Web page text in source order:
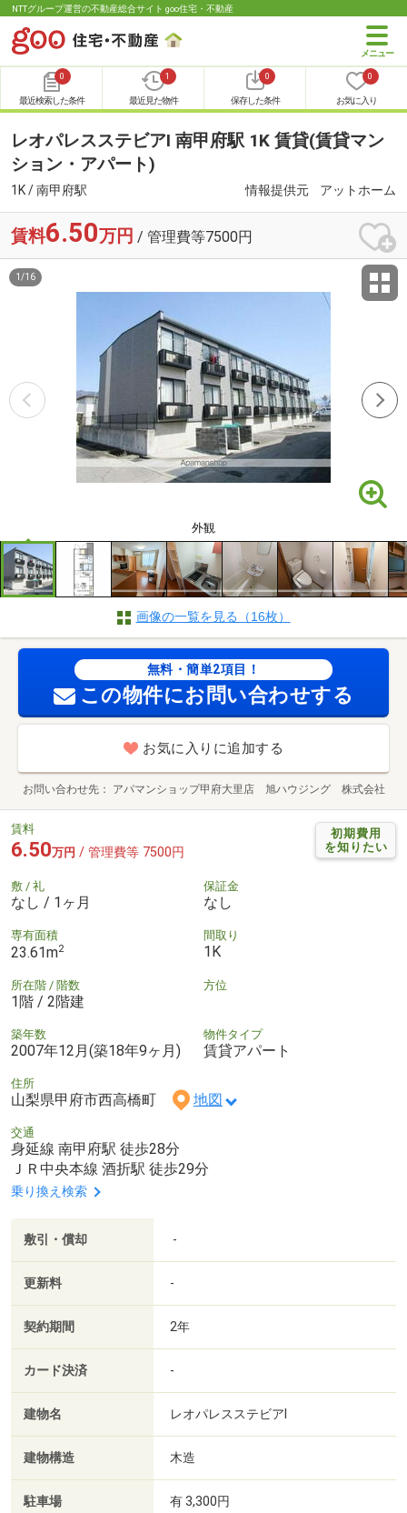
NTTグループ運営の不動産総合サイト goo住宅・不動産
0
最近検索した条件
1
最近見た物件
0
保存した条件
0
お気に入り
レオパレスステビアⅠ 南甲府駅 1K 賃貸(賃貸マン
ション・アパート)
1K / 南甲府駅 情報提供元 アットホーム
賃料6.50万円 / 管理費等7500円
外観
1 /16
画像の一覧を見る（16枚）
無料・簡単2項目！
この物件にお問い合わせする
お気に入りに追加する
お問い合わせ先 アパマンショップ甲府大里店 旭ハウジング 株式会社
初期費用
を知りたい
賃料
6.50万円 / 管理費等 7500円
敷 / 礼
なし / 1ヶ月
保証金
なし
専有面積
23.61m2
間取り
1K
所在階 / 階数
1階 / 2階建
方位
築年数
2007年12月(築18年9ヶ月)
物件タイプ
賃貸アパート
住所
山梨県甲府市西高橋町 地図
交通
身延線 南甲府駅 徒歩28分
ＪＲ中央本線 酒折駅 徒歩29分
乗り換え検索
敷引・償却 -
更新料 -
契約期間 2年
カード決済 -
建物名 レオパレスステビアⅠ
建物構造 木造
駐車場 有 3,300円